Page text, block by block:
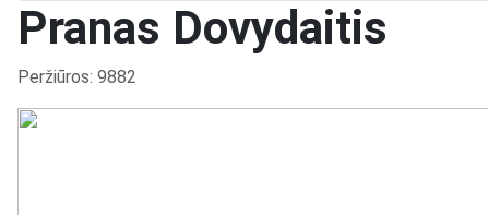
Pranas Dovydaitis
Išsami informacija
Peržiūros: 9882